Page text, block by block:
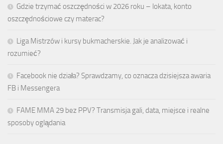
Gdzie trzymać oszczędności w 2026 roku – lokata, konto
oszczędnościowe czy materac?
Liga Mistrzów i kursy bukmacherskie. Jak je analizować i
rozumieć?
Facebook nie działa? Sprawdzamy, co oznacza dzisiejsza awaria
FB i Messengera
FAME MMA 29 bez PPV? Transmisja gali, data, miejsce i realne
sposoby oglądania